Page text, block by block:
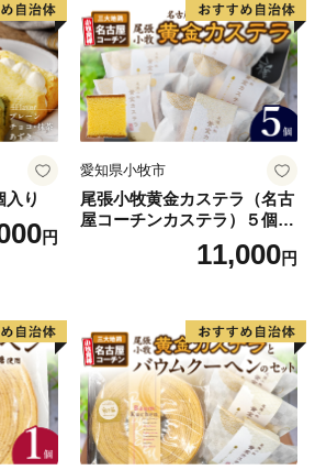
の特産品や、氷見市で過ごす時間を
り
円
愛知県小牧市
尾張小牧黄金カステラ（名古
屋コーチンカステラ）５個入
名古屋コーチン カステラ ザ
ラメ 常温 愛知県 小牧市 アン
11,000円